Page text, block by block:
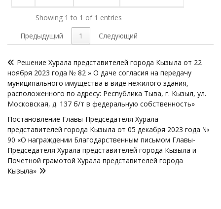
Showing 1 to 1 of 1 entries
Предыдущий
1 Следующий
по
записям
Решение Хурала представителей города Кызыла от 22
ноября 2023 года № 82 » О даче согласия на передачу
муниципального имущества в виде нежилого здания,
расположенного по адресу: Республика Тыва, г. Кызыл, ул.
Московская, д. 137 б/т в федеральную собственность»
Постановление Главы-Председателя Хурала
представителей города Кызыла от 05 декабря 2023 года №
90 «О награждении Благодарственным письмом Главы-
Председателя Хурала представителей города Кызыла и
Почетной грамотой Хурала представителей города
Кызыла»